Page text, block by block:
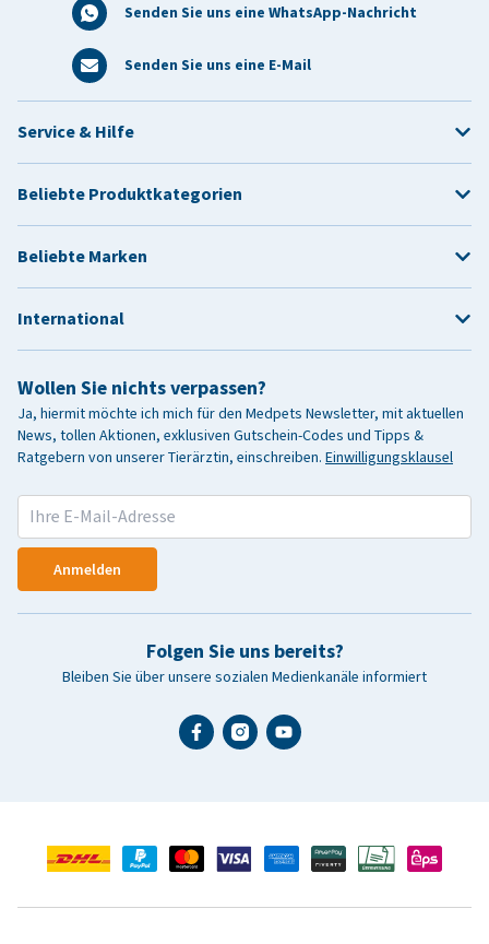
Senden Sie uns eine WhatsApp-Nachricht
Senden Sie uns eine E-Mail
Wollen Sie nichts verpassen?
Ja, hiermit möchte ich mich für den Medpets Newsletter, mit aktuellen
News, tollen Aktionen, exklusiven Gutschein-Codes und Tipps &
Ratgebern von unserer Tierärztin, einschreiben. Einwilligungsklausel
Anmelden
Folgen Sie uns bereits?
Bleiben Sie über unsere sozialen Medienkanäle informiert
Service & Hilfe
Beliebte Produktkategorien
Beliebte Marken
International